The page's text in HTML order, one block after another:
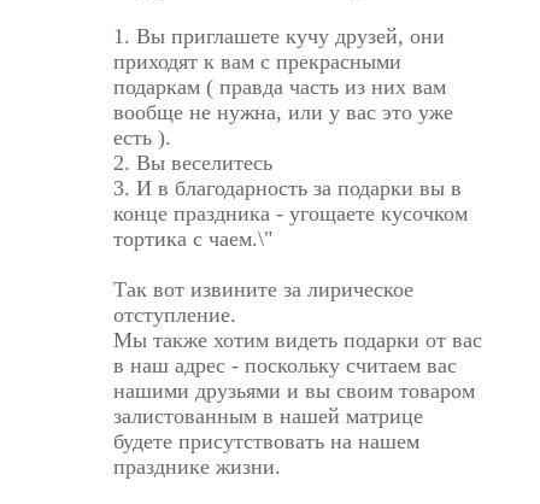
1. Вы приглашете кучу друзей, они
приходят к вам с прекрасными
подаркам ( правда часть из них вам
вообще не нужна, или у вас это уже
есть ).
2. Вы веселитесь
3. И в благодарность за подарки вы в
конце праздника - угощаете кусочком
тортика с чаем.\"
Так вот извините за лирическое
отступление.
Мы также хотим видеть подарки от вас
в наш адрес - поскольку считаем вас
нашими друзьями и вы своим товаром
залистованным в нашей матрице
будете присутствовать на нашем
празднике жизни.